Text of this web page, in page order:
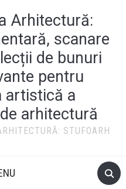
Arhitectură:
scanare
de bunuri
pentru
artistică a
arhitectură
STUFOARH